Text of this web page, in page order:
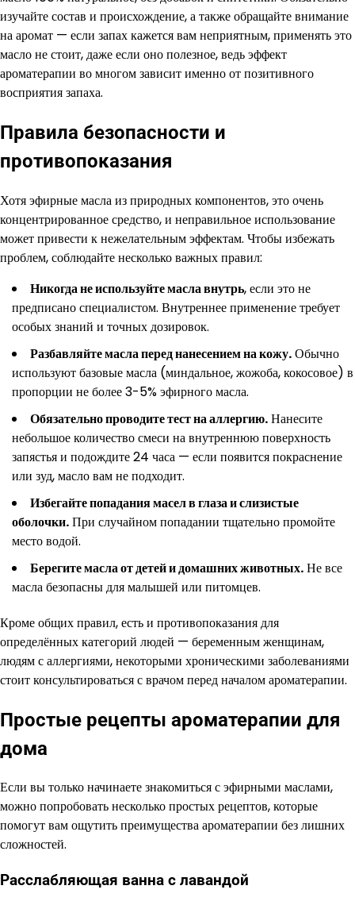
изучайте состав и происхождение, а также обращайте внимание
на аромат — если запах кажется вам неприятным, применять это
масло не стоит, даже если оно полезное, ведь эффект
ароматерапии во многом зависит именно от позитивного
восприятия запаха.
Правила безопасности и
противопоказания
Хотя эфирные масла из природных компонентов, это очень
концентрированное средство, и неправильное использование
может привести к нежелательным эффектам. Чтобы избежать
проблем, соблюдайте несколько важных правил:
Никогда не используйте масла внутрь, если это не
предписано специалистом. Внутреннее применение требует
особых знаний и точных дозировок.
Разбавляйте масла перед нанесением на кожу.Обычно
используют базовые масла (миндальное, жожоба, кокосовое) в
пропорции не более 3-5% эфирного масла.
Обязательно проводите тест на аллергию.Нанесите
небольшое количество смеси на внутреннюю поверхность
запястья и подождите 24 часа — если появится покраснение
или зуд, масло вам не подходит.
Избегайте попадания масел в глаза и слизистые
оболочки.При случайном попадании тщательно промойте
место водой.
Берегите масла от детей и домашних животных.Не все
масла безопасны для малышей или питомцев.
Кроме общих правил, есть и противопоказания для
определённых категорий людей — беременным женщинам,
людям с аллергиями, некоторыми хроническими заболеваниями
стоит консультироваться с врачом перед началом ароматерапии.
Простые рецепты ароматерапии для
дома
Если вы только начинаете знакомиться с эфирными маслами,
можно попробовать несколько простых рецептов, которые
помогут вам ощутить преимущества ароматерапии без лишних
сложностей.
Расслабляющая ванна с лавандой